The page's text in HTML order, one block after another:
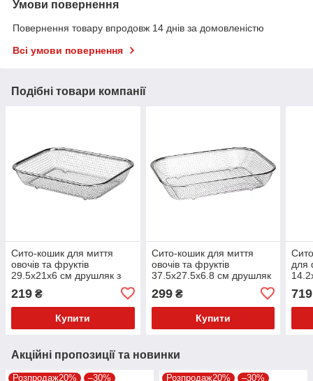
Умови повернення
Повернення товару впродовж 14 днів за домовленістю
Всі умови повернення
Подібні товари компанії
Сито-кошик для миття
овочів та фруктів
29.5х21х6 см друшляк з
нержавіючої сталі HP-19-
23-M
219 ₴
Купити
Сито-кошик для миття
овочів та фруктів
37.5х27.5х6.8 см друшляк
з нержавіючої сталі HP-19-
23-L
299₴
Купити
для
719
Акційні пропозиції та новинки
Розпродаж20% –30% Розпродаж20% –30%